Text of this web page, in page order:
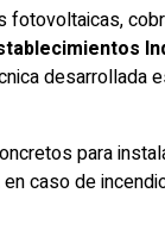
desarrollada
para
caso de